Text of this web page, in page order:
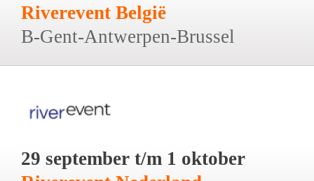
Riverevent België
B-Gent-Antwerpen-Brussel
29 september t/m 1 oktober